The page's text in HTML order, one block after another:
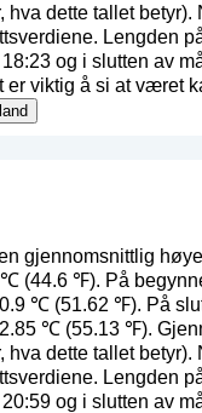
hva dette tallet betyr).
Lengden
og i slutten av
viktig å si at været
gjennomsnittlig
(44.6 ℉). På
℃ (51.62 ℉). På
℃ (55.13 ℉).
hva dette tallet betyr).
Lengden
og i slutten av